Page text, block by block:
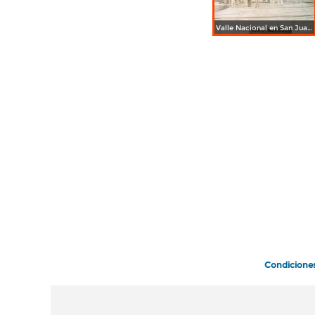
Valle Nacional en San Juan Bautista Cuicatlán, Oaxaca.